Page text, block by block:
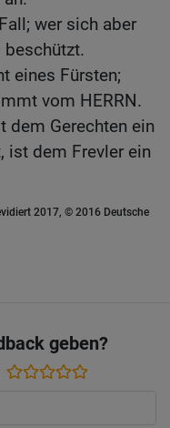
wer sich aber
beschützt.
eines Fürsten;
vom HERRN.
dem Gerechten ein
ist dem Frevler ein
2017, © 2016 Deutsche
geben?